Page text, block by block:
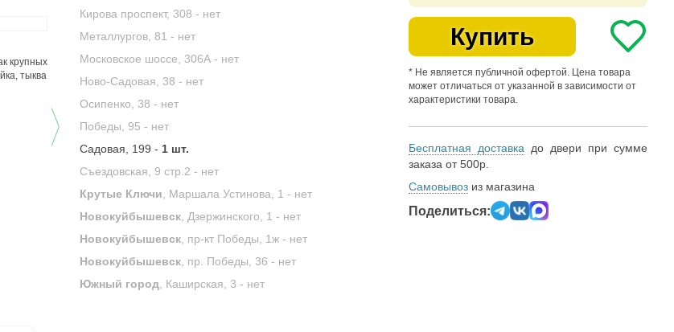
Кирова проспект, 308 - нет
Металлургов, 81 - нет
Московское шоссе, 306А - нет
Ново-Садовая, 38 - нет
Осипенко, 38 - нет
Победы, 95 - нет
Садовая, 199 - 1 шт.
Съездовская, 9 стр.2 - нет
Крутые Ключи , Маршала Устинова, 1 - нет
Новокуйбышевск , Дзержинского, 1 - нет
Новокуйбышевск , пр-кт Победы, 1ж - нет
Новокуйбышевск , пр. Победы, 36 - нет
Южный город , Каширская, 3 - нет
Купить
* Не является публичной офертой. Цена товара
может отличаться от указанной в зависимости от
характеристики товара.
Бесплатная доставка до двери при сумме
заказа от 500р.
Самовывоз из магазина
Поделиться: